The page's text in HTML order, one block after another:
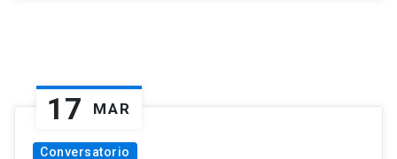
17 MAR
Conversatorio